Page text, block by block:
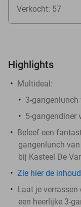
Verkocht: 57
Highlights
Multideal:
3-
5-gangendiner
Beleef een
gangenlunch
bij Kasteel De
Zie hier de
Laat je
een heerlijke 3-